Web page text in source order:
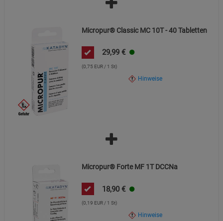
Micropur® Classic MC 10T - 40 Tabletten
29,99 €
(0,75 EUR / 1 St)
Hinweise
Micropur® Forte MF 1T DCCNa
18,90 €
(0,19 EUR / 1 St)
Hinweise